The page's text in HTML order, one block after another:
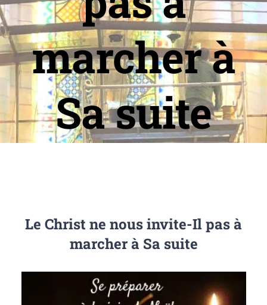
marcher à
Sa suite
Le Christ ne nous invite-Il pas à
marcher à Sa suite